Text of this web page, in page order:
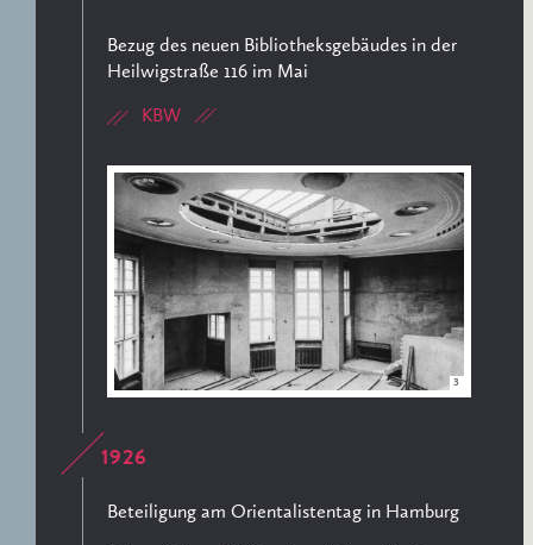
Bezug des neuen Bibliotheksgebäudes in der
Heilwigstraße 116 im Mai
KBW
3
1926
Beteiligung am Orientalistentag in Hamburg